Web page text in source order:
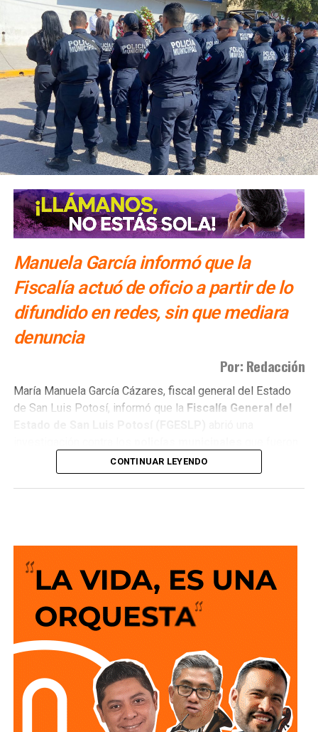
conocer las cuatro regiones del estado con estancias de
una o dos noches.
El número exacto de paquetes vendidos o apartados por
las agencias solo se conocerá al cierre de la temporada,
dijo Alonso.
También lee:Gallardo arranca operativo de seguridad para
Fenapo 2026
Manuela García informó que la
Fiscalía actuó de oficio a partir de lo
difundido en redes, sin que mediara
denuncia
Por: Redacción
María Manuela García Cázares, fiscal general del Estado
de San Luis Potosí, informó que la Fiscalía General del
captados en cámara en un sitio que las autoridades tienen
identificado comopunto de venta de drogas.
ser cuestionada sobre el caso.
García Cázares planteó que el eje de la revisión será
determinar la conducta de los elementos en ese punto:
qué acción realizaban y por qué se detuvieron ahí.
Adelantó que el resultado de las diligencias definirá si
hubo alguna irregularidad.
Al momento de la entrevista, la fiscal no había tenido
Juan Antonio Villa Gutiérrez
CONTINUAR LEYENDO